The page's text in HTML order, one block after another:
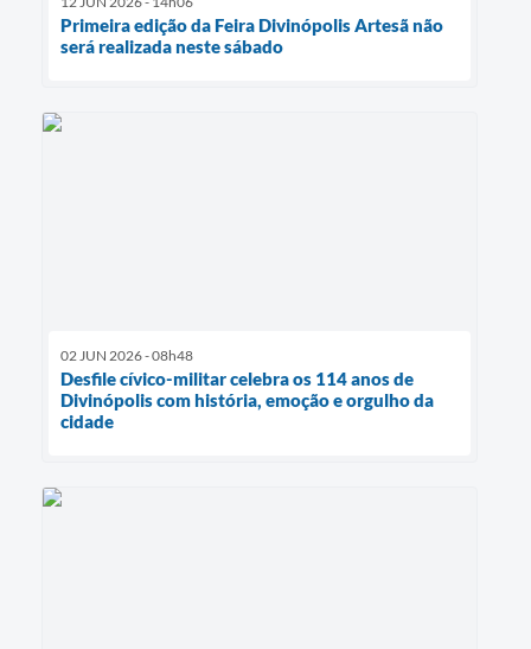
Primeira edição da Feira Divinópolis Artesã não
será realizada neste sábado
02 JUN 2026 - 08h48
Desfile cívico-militar celebra os 114 anos de
Divinópolis com história, emoção e orgulho da
cidade